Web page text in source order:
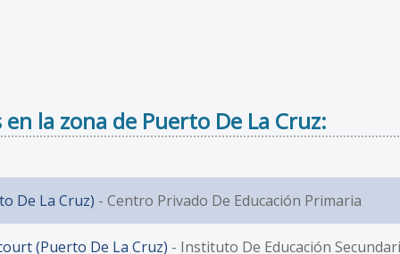
la zona de Puerto De La Cruz:
De La Cruz) - Centro Privado De Educación Primaria
(Puerto De La Cruz) - Instituto De Educación